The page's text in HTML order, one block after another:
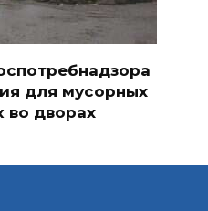
для мусорных
во дворах